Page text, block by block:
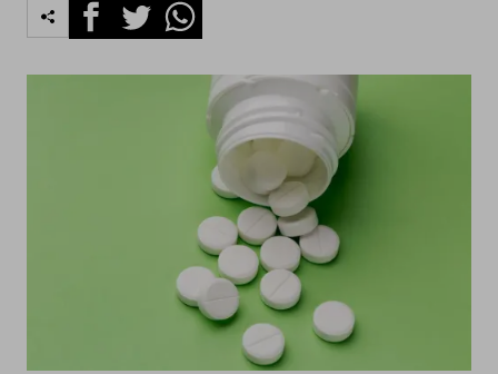
FacebookTwitterWhatsapp